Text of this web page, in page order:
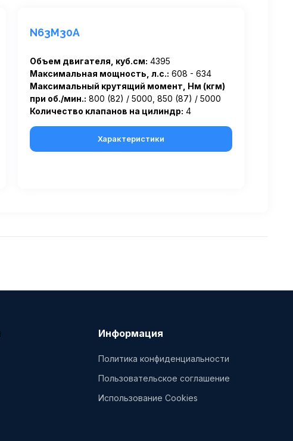
N63M30A
Объем двигателя, куб.см: 4395
Максимальная мощность, л.с.: 608 - 634
Максимальный крутящий момент, Нм (кгм)
при об./мин.: 800 (82) / 5000, 850 (87) / 5000
Количество клапанов на цилиндр: 4
Характеристики
Информация
Политика конфиденциальности
Пользовательское соглашение
Использование Cookies